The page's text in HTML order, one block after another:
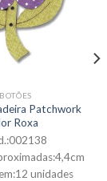
BOTÕES
Patchwork
Roxa
unidades